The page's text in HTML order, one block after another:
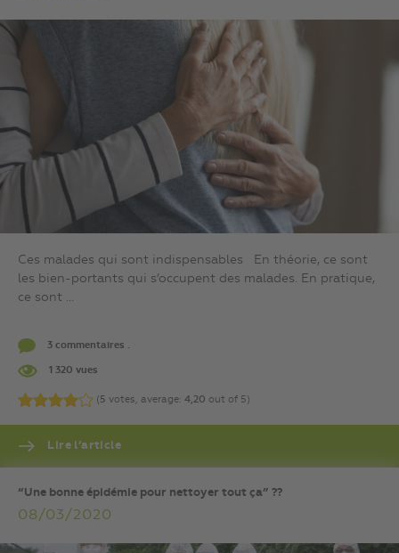
Ces malades qui sont indispensables En théorie, ce sont
les bien-portants qui s’occupent des malades. En pratique,
ce sont ...
3 commentaires .
1 320 vues
(5 votes, average: 4,20 out of 5)
Lire l’article
“Une bonne épidémie pour nettoyer tout ça” ??
08/03/2020